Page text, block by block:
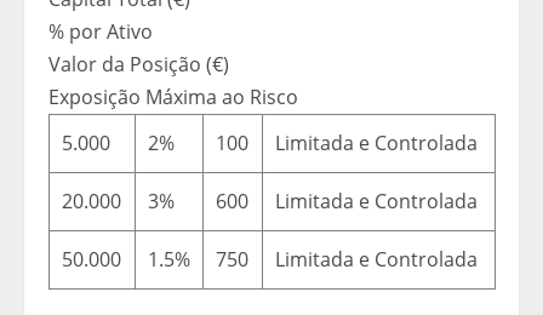
% por Ativo
Valor da Posição (€)
Exposição Máxima ao Risco
5.000
2% 100 Limitada e Controlada
20.000 3% 600 Limitada e Controlada
50.000 1.5% 750 Limitada e Controlada